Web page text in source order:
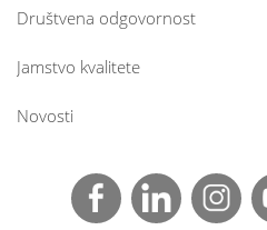
Društvena odgovornost
Jamstvo kvalitete
Novosti